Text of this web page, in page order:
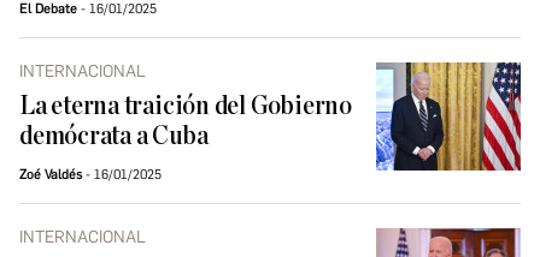
El Debate 16/01/2025
INTERNACIONAL
La eterna traición del Gobierno
demócrata a Cuba
Zoé Valdés 16/01/2025
INTERNACIONAL